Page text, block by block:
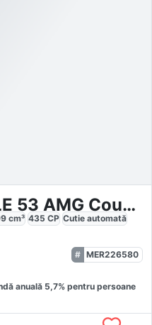
Mercedes-Benz GLE 53 AMG Coupe MHEV 4MATIC+
cm³ 435 CP Cutie automată
MER226580
anuală 5,7% pentru persoane